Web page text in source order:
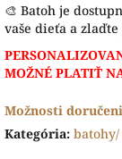
🎨 Batoh je
vaše dieťa a
MOŽNÉ PLATIŤ
Možnosti
Kategória: